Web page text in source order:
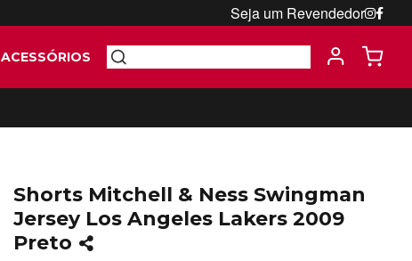
Seja um Revendedor
ACESSÓRIOS
Shorts Mitchell & Ness Swingman
Jersey Los Angeles Lakers 2009
Preto